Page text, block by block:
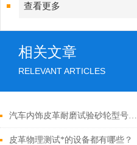
查看更多
相关文章
RELEVANT ARTICLES
汽车内饰皮革耐磨试验砂轮型号与负荷如何匹配？
皮革物理测试*的设备都有哪些？